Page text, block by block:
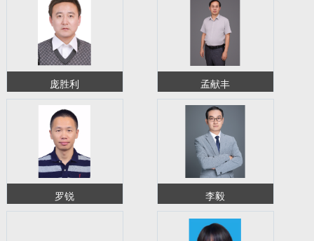
庞胜利 孟献丰
罗锐 李毅